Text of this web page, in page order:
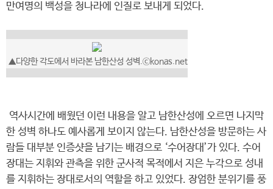
만여명의 백성을 청나라에 인질로 보내게 되었다.
▲다양한 각도에서 바라본 남한산성 성벽.ⓒkonas.net
역사시간에 배웠던 이런 내용을 알고 남한산성에 오르면 나지막
한 성벽 하나도 예사롭게 보이지 않는다. 남한산성을 방문하는 사
람들 대부분 인증샷을 남기는 배경으로 ‘수어장대’가 있다. 수어
장대는 지휘와 관측을 위한 군사적 목적에서 지은 누각으로 성내
를 지휘하는 장대로서의 역할을 하고 있었다. 장엄한 분위기를 풍